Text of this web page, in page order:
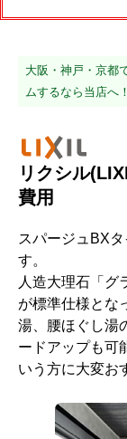
大阪・神戸・京都
ムするなら当店へ
リクシル
費用
スパージュBX
す。
人造大理石「グ
が標準仕様とな
湯、腰ほぐし湯
ードアップも可
いう方に大変お